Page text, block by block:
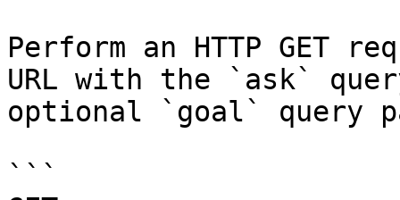
Perform an HTTP GET
URL with the `ask`
optional `goal` query
```